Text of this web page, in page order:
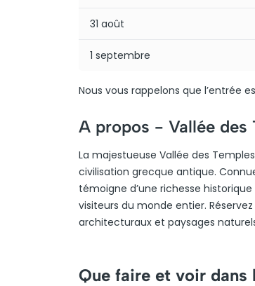
31 août
1 septembre
Nous vous rappelons que l’entrée
A propos - Vallée des
La majestueuse Vallée des
civilisation grecque antique.
témoigne d’une richesse
visiteurs du monde entier.
architecturaux et paysages
Que faire et voir dans